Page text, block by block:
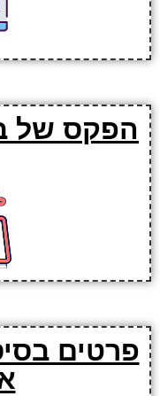
הפקס של
פרטים